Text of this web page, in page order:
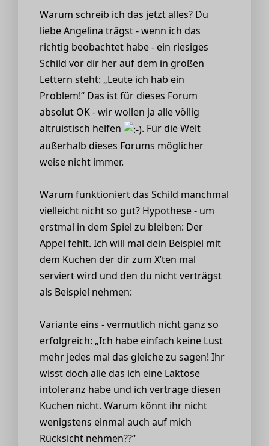
Warum schreib ich das jetzt alles? Du
liebe Angelina trägst - wenn ich das
richtig beobachtet habe - ein riesiges
Schild vor dir her auf dem in großen
Lettern steht: „Leute ich hab ein
Problem!“ Das ist für dieses Forum
absolut OK - wir wollen ja alle völlig
altruistisch helfen
. Für die Welt
außerhalb dieses Forums möglicher
weise nicht immer.
Warum funktioniert das Schild manchmal
vielleicht nicht so gut? Hypothese - um
erstmal in dem Spiel zu bleiben: Der
Appel fehlt. Ich will mal dein Beispiel mit
dem Kuchen der dir zum X’ten mal
serviert wird und den du nicht verträgst
als Beispiel nehmen:
Variante eins - vermutlich nicht ganz so
erfolgreich: „Ich habe einfach keine Lust
mehr jedes mal das gleiche zu sagen! Ihr
wisst doch alle das ich eine Laktose
intoleranz habe und ich vertrage diesen
Kuchen nicht. Warum könnt ihr nicht
wenigstens einmal auch auf mich
Rücksicht nehmen??“